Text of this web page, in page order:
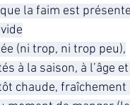
la faim est présente
(ni trop, ni trop peu),
à la saison, à l’âge
chaude, fraîchement